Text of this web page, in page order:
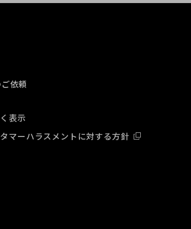
依頼
表示
マーハラスメントに対する方針